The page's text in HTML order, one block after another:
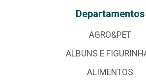
Departamentos
AGRO&PET
ALBUNS E
ALIMENTOS